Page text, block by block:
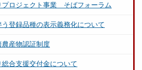
プロジェクト事業 そばフォーラム
登録品種の表示義務化について
産物認証制度
合支援交付金について